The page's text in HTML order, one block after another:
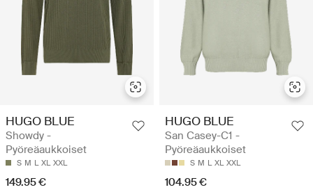
HUGO BLUE
Showdy -
Pyöreäaukkoiset
S M L XL XXL
149.95 €
HUGO BLUE
San Casey-C1 -
Pyöreäaukkoiset
S M L XL XXL
104.95 €